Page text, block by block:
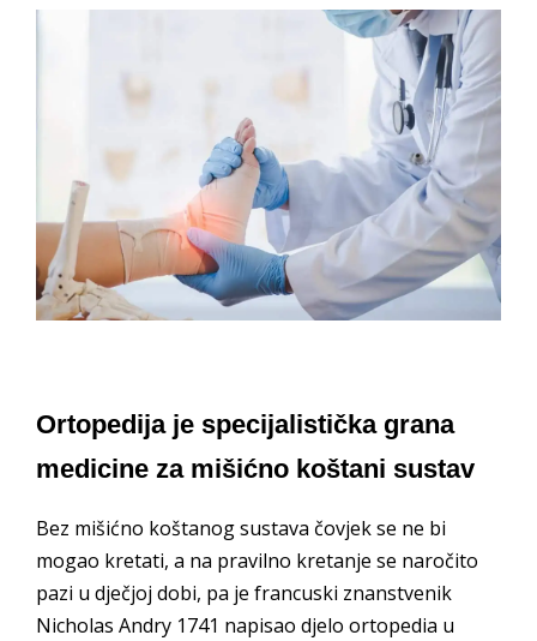
Ortopedija je specijalistička grana
medicine za mišićno koštani sustav
Bez mišićno koštanog sustava čovjek se ne bi
mogao kretati, a na pravilno kretanje se naročito
pazi u dječjoj dobi, pa je francuski znanstvenik
Nicholas Andry 1741 napisao djelo ortopedia u